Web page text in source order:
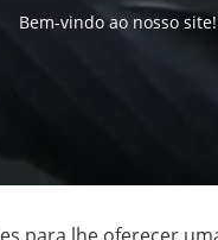
Bem-vindo ao nosso